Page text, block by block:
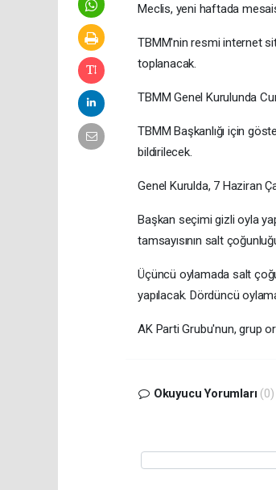
Meclis, yeni haftada
TBMM'nin resmi internet
toplanacak.
TBMM Genel Kurulunda
TBMM Başkanlığı için
bildirilecek.
Genel Kurulda, 7 Haziran
Başkan seçimi gizli oyla
tamsayısının salt
Üçüncü oylamada salt
yapılacak. Dördüncü
AK Parti Grubu'nun, grup
Okuyucu Yorumları (0)